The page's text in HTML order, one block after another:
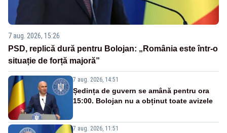
7 aug. 2026, 15:26
PSD, replică dură pentru Bolojan: „România este într-o
situație de forță majoră”
7 aug. 2026, 14:51
Ședința de guvern se amână pentru ora
15:00. Bolojan nu a obținut toate avizele
7 aug. 2026, 11:51